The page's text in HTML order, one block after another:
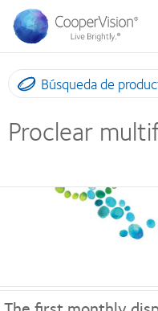
Pasar
contenido
principal
Búsqueda de
Proclear